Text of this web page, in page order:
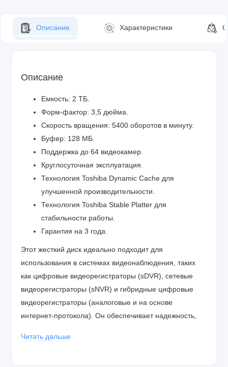
Описание Характеристики
Описание
Емкость: 2 ТБ.
Форм-фактор: 3,5 дюйма.
Скорость вращения: 5400 оборотов в минуту.
Буфер: 128 МБ.
Поддержка до 64 видеокамер
Круглосуточная эксплуатация
Технология Toshiba Dynamic Cache для
улучшенной производительности.
Технология Toshiba Stable Platter для
стабильности работы.
Гарантия на 3 года
Этот жесткий диск идеально подходит для
использования в системах видеонаблюдения, таких
как цифровые видеорегистраторы (sDVR), сетевые
видеорегистраторы (sNVR) и гибридные цифровые
видеорегистраторы (аналоговые и на основе
интернет-протокола). Он обеспечивает надежность,
условиях постоянного наблюдения .
Читать дальше